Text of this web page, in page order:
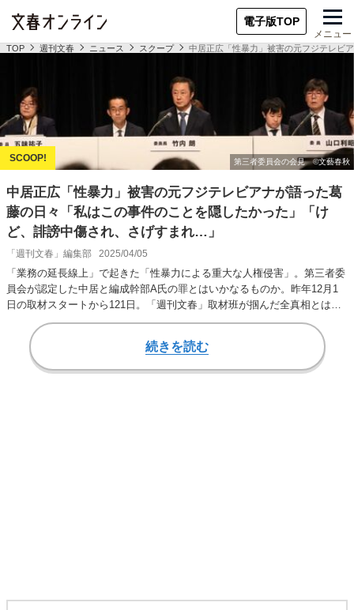
電子版TOP
メニュー
TOP 週刊文春 ニュース スクープ 中居正広「性暴力」被害の元フジテレビ
中居正広「性暴力」被害の元フジテレビアナが語った葛
藤の日々「私はこの事件のことを隠したかった」「け
ど、誹謗中傷され、さげすまれ…」
「週刊文春」編集部 2025/04/05
「業務の延長線上」で起きた「性暴力による重大な人権侵害」。第三者委
員会が認定した中居と編成幹部A氏の罪とはいかなるものか。昨年12月1
日の取材スタートから121日。「週刊文春」取材班が掴んだ全真相とは
――。「週刊文春…
続きを読む